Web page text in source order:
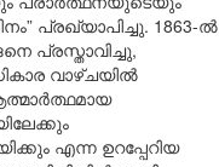
പ്രഖ്യാപിച്ചു. 1863-ൽ
പ്രസ്താവിച്ചു,
വാഴ്ചയിൽ
എന്ന ഉറപ്പേറിയ